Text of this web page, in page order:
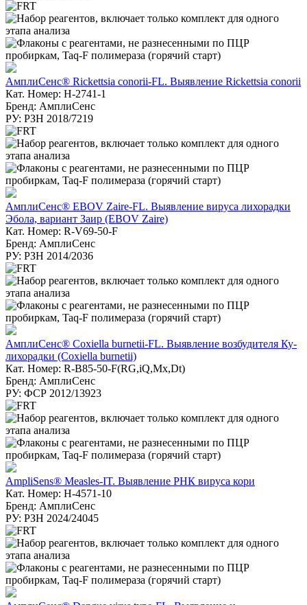
АмплиСенс® Rickettsia conorii-FL. Выявление Rickettsia conorii
Кат. Номер: H-2741-1
Бренд: АмплиСенс
РУ: РЗН 2018/7219
АмплиСенс® EBOV Zaire-FL. Выявление вируса лихорадки
Эбола, вариант Заир (EBOV Zaire)
Кат. Номер: R-V69-50-F
Бренд: АмплиСенс
РУ: РЗН 2014/2036
АмплиСенс® Coxiella burnetii-FL. Выявление возбудителя Ку-
лихорадки (Coxiella burnetii)
Кат. Номер: R-B85-50-F(RG,iQ,Mx,Dt)
Бренд: АмплиСенс
РУ: ФСР 2012/13923
AmpliSens® Measles-IT. Выявление РНК вируса кори
Кат. Номер: H-4571-10
Бренд: АмплиСенс
РУ: РЗН 2024/24045